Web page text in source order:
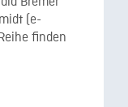
(e-
finden